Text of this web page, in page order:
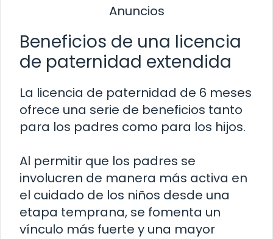
Anuncios
Beneficios de una licencia
de paternidad extendida
La licencia de paternidad de 6 meses
ofrece una serie de beneficios tanto
para los padres como para los hijos.
Al permitir que los padres se
involucren de manera más activa en
el cuidado de los niños desde una
etapa temprana, se fomenta un
vínculo más fuerte y una mayor